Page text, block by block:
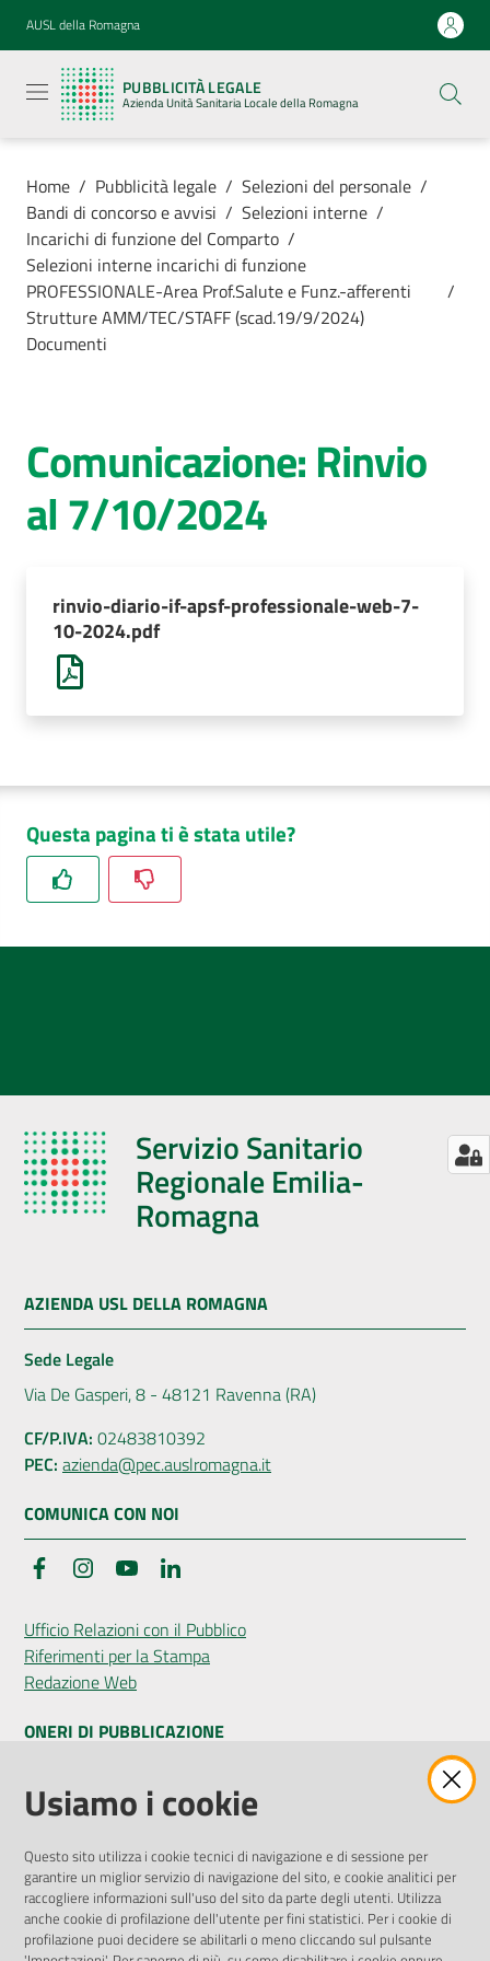
Vai al contenuto
Vai alla navigazione
Vai al footer
AUSL della Romagna
PUBBLICITÀ LEGALE
Azienda Unità Sanitaria Locale della Romagna
legale
Azienda
Unità
Locale della
Azienda
cura
AUSL
Home / Pubblicità legale / Selezioni del personale /
Bandi di concorso e avvisi / Selezioni interne /
Incarichi di funzione del Comparto /
Selezioni interne incarichi di funzione
PROFESSIONALE-Area Prof.Salute e Funz.-afferenti
Strutture AMM/TEC/STAFF (scad.19/9/2024)
/
Documenti
Comunicazione: Rinvio
al 7/10/2024
rinvio-diario-if-apsf-professionale-web-7-
10-2024.pdf
Questa pagina ti è stata utile?
Servizio Sanitario
Regionale Emilia-
Romagna
AZIENDA USL DELLA ROMAGNA
Sede Legale
Via De Gasperi, 8 - 48121 Ravenna (RA)
CF/P.IVA: 02483810392
PEC: azienda@pec.auslromagna.it
COMUNICA CON NOI
FacebookInstagramYouTube
Ufficio Relazioni con il Pubblico
Riferimenti per la Stampa
Redazione Web
ONERI DI PUBBLICAZIONE
Amministrazione Trasparente
Pubblicità legale
Privacy Policy
Attuazione Misure PNRR
Liste di Attesa
Usiamo i cookie
Questo sito utilizza i cookie tecnici di navigazione e di sessione per
garantire un miglior servizio di navigazione del sito, e cookie analitici per
raccogliere informazioni sull'uso del sito da parte degli utenti. Utilizza
anche cookie di profilazione dell'utente per fini statistici. Per i cookie di
profilazione puoi decidere se abilitarli o meno cliccando sul pulsante